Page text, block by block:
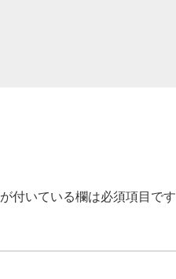
が付いている欄は必須項目です